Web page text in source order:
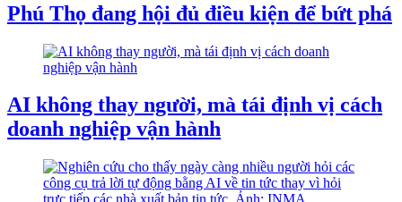
Phú Thọ đang hội đủ điều kiện để bứt phá
AI không thay người, mà tái định vị cách
doanh nghiệp vận hành